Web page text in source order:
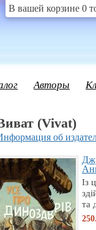
В вашей корзине 0
Авторы
(Vivat)
об
Із
та